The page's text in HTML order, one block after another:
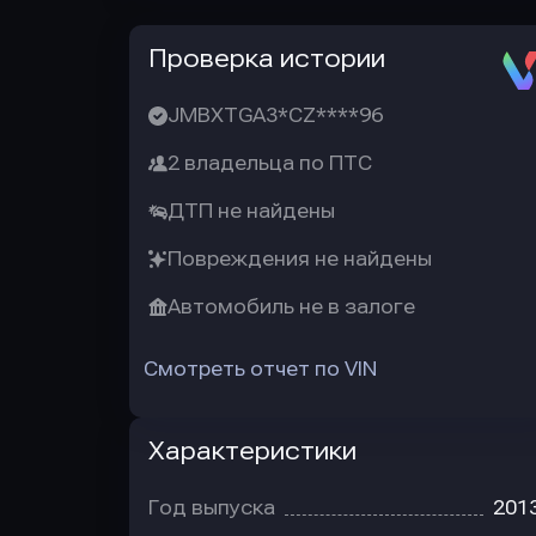
Проверка истории
JMBXTGA3*CZ****96
2 владельца по ПТС
ДТП не найдены
Повреждения не найдены
Автомобиль не в залоге
Смотреть отчет по VIN
Характеристики
Год выпуска